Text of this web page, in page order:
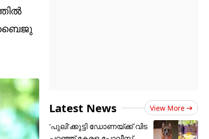
ബൈജു
Latest News View More
'പുലി'ക്കുട്ടി ഡോണയ്ക്ക് വിട